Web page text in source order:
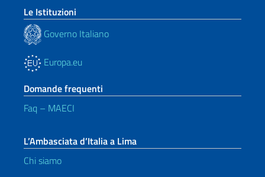
Le Istituzioni
Governo Italiano
Europa.eu
Domande frequenti
Faq – MAECI
L’Ambasciata d’Italia a Lima
Chi siamo